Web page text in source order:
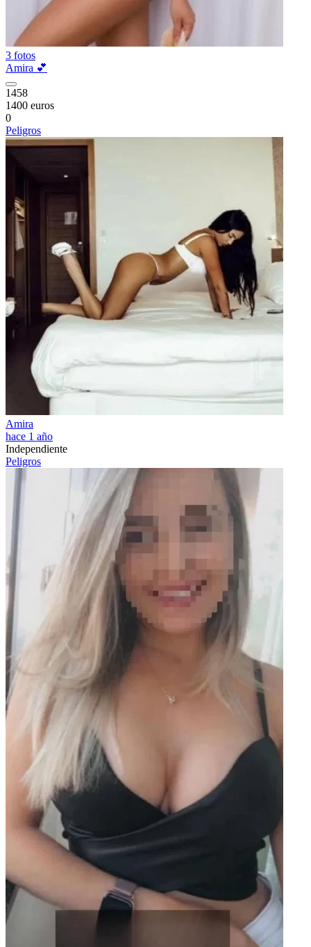
3 fotos
Amira 💕
1458
1400 euros
0
Peligros
Amira
hace 1 año
Independiente
Peligros